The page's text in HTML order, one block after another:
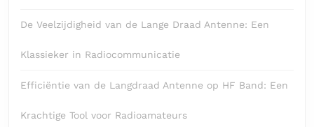
De Veelzijdigheid van de Lange Draad Antenne: Een
Klassieker in Radiocommunicatie
Efficiëntie van de Langdraad Antenne op HF Band: Een
Krachtige Tool voor Radioamateurs